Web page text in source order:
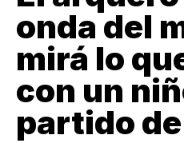
onda del
mirá lo
con un
partido